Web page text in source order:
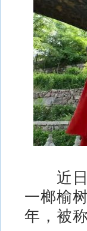
近日
一榔榆
年，被称